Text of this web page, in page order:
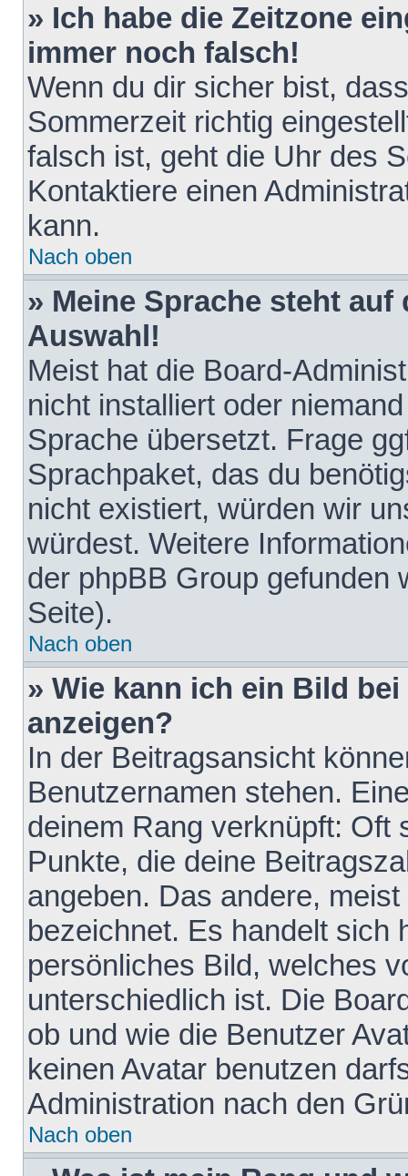
» Ich habe die Zeitzone
immer noch falsch!
Wenn du dir sicher bist,
Sommerzeit richtig
falsch ist, geht die Uhr des
Kontaktiere einen
kann.
Nach oben
» Meine Sprache steht
Auswahl!
Meist hat die Board-
nicht installiert oder
Sprache übersetzt. Frage
Sprachpaket, das du
nicht existiert, würden wir
würdest. Weitere
der phpBB Group gefunden
Seite).
Nach oben
» Wie kann ich ein Bild
anzeigen?
In der Beitragsansicht
Benutzernamen stehen.
deinem Rang verknüpft: Oft
Punkte, die deine
angeben. Das andere,
bezeichnet. Es handelt sich
persönliches Bild, welches
unterschiedlich ist. Die
ob und wie die Benutzer
keinen Avatar benutzen
Administration nach den
Nach oben